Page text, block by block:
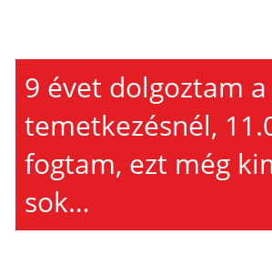
9 évet dolgoztam a
temetkezésnél,
fogtam, ezt még
sok…